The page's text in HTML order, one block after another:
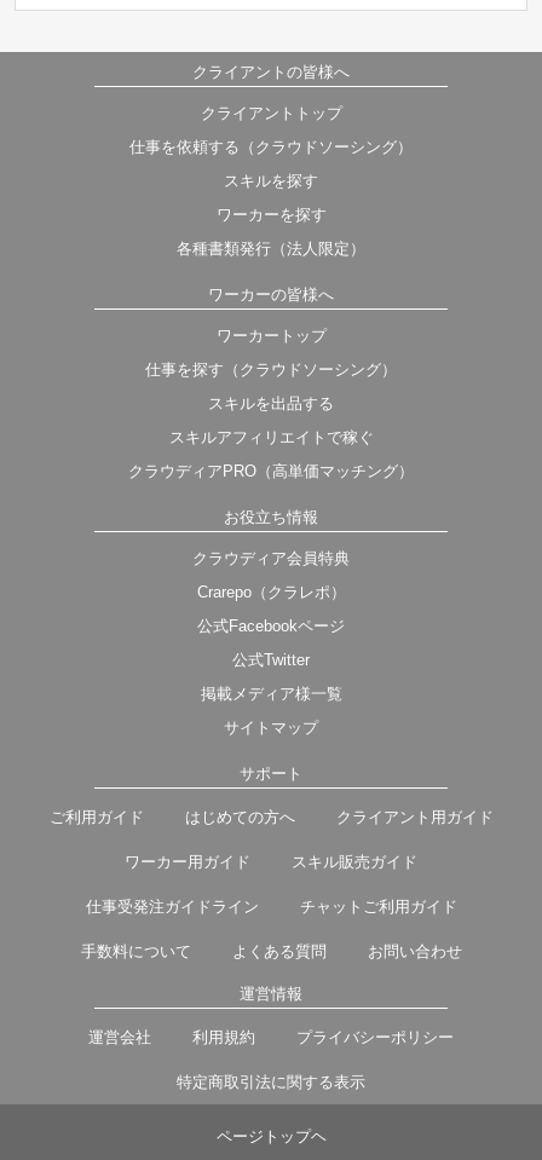
クライアントの皆様へ
クライアントトップ
仕事を依頼する（クラウドソーシング）
スキルを探す
ワーカーを探す
各種書類発行（法人限定）
ワーカーの皆様へ
ワーカートップ
仕事を探す（クラウドソーシング）
スキルを出品する
スキルアフィリエイトで稼ぐ
クラウディアPRO（高単価マッチング）
お役立ち情報
クラウディア会員特典
Crarepo（クラレポ）
公式Facebookページ
公式Twitter
掲載メディア様一覧
サイトマップ
サポート
ご利用ガイド はじめての方へ クライアント用ガイド
ワーカー用ガイド スキル販売ガイド
仕事受発注ガイドライン チャットご利用ガイド
手数料について よくある質問 お問い合わせ
運営情報
運営会社 利用規約 プライバシーポリシー
特定商取引法に関する表示
ページトップヘ